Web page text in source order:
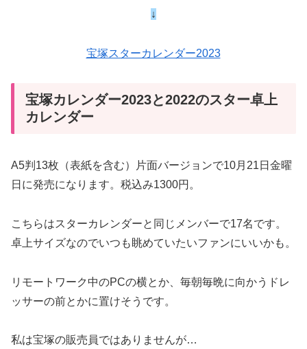
↓
宝塚スターカレンダー2023
宝塚カレンダー2023と2022のスター卓上
カレンダー
A5判13枚（表紙を含む）片面バージョンで10月21日金曜
日に発売になります。税込み1300円。
こちらはスターカレンダーと同じメンバーで17名です。
卓上サイズなのでいつも眺めていたいファンにいいかも。
リモートワーク中のPCの横とか、毎朝毎晩に向かうドレ
ッサーの前とかに置けそうです。
私は宝塚の販売員ではありませんが…